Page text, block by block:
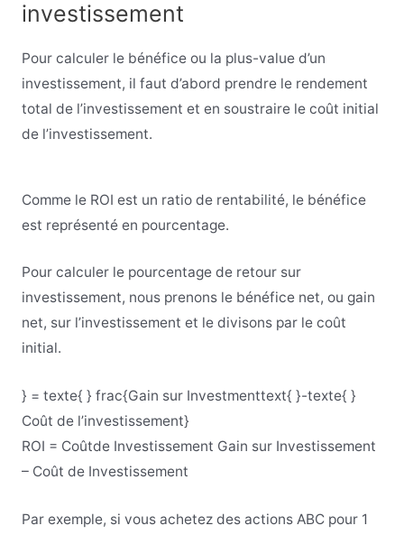
investissement
Pour calculer le bénéfice ou la plus-value d’un
investissement, il faut d’abord prendre le rendement
total de l’investissement et en soustraire le coût initial
de l’investissement.
Comme le ROI est un ratio de rentabilité, le bénéfice
est représenté en pourcentage.
Pour calculer le pourcentage de retour sur
investissement, nous prenons le bénéfice net, ou gain
net, sur l’investissement et le divisons par le coût
initial.
} = texte{ } frac{Gain sur Investmenttext{ }-texte{ }
Coût de l’investissement}
ROI = Coûtde Investissement Gain sur Investissement
– Coût de Investissement
Par exemple, si vous achetez des actions ABC pour 1